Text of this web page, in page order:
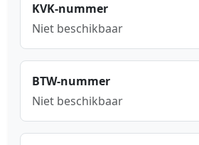
KVK-nummer
Niet beschikbaar
BTW-nummer
Niet beschikbaar